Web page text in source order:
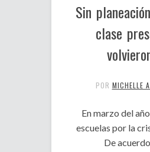
Sin
clase
POR MICHELLE
En marzo del
escuelas por la
De